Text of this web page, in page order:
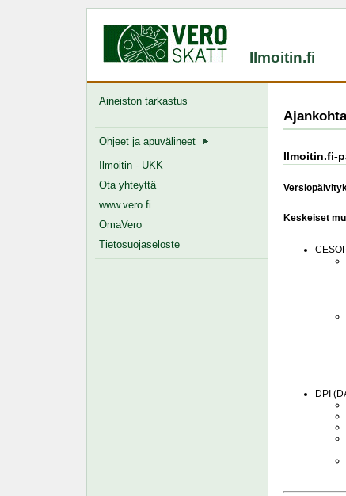
Ilmoitin.fi
Aineiston tarkastus
Ohjeet ja apuvälineet
Ilmoitin - UKK
Ota yhteyttä
www.vero.fi
OmaVero
Tietosuojaseloste
Ilmoitin.fi-
Keskeiset
DPI